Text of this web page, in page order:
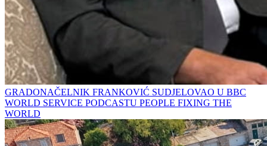
GRADONAČELNIK FRANKOVIĆ SUDJELOVAO U BBC
WORLD SERVICE PODCASTU PEOPLE FIXING THE
WORLD